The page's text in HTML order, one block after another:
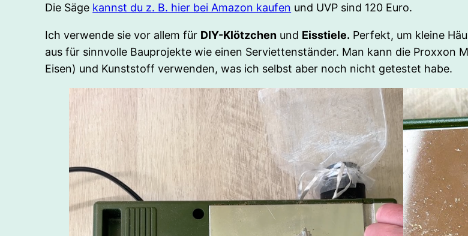
Die Säge kannst du z. B. hier bei Amazon kaufen und UVP sind 120 Euro.
Ich verwende sie vor allem für DIY-Klötzchen und Eisstiele. Perfekt, um kleine
aus für sinnvolle Bauprojekte wie einen Serviettenständer. Man kann die Proxxon
Eisen) und Kunststoff verwenden, was ich selbst aber noch nicht getestet habe.